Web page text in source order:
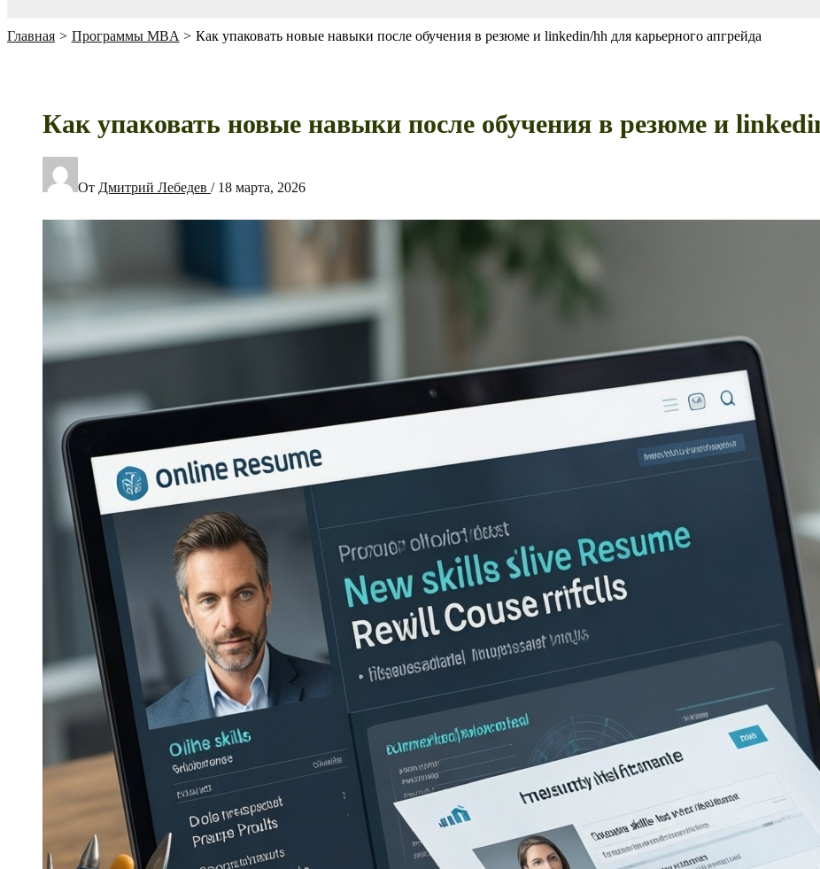
Главная Программы MBA Как упаковать новые навыки после обучения в резюме и linkedin/hh для карьерного апгрейда
Как упаковать новые навыки после обучения в резюме и
От Дмитрий Лебедев / 18 марта, 2026